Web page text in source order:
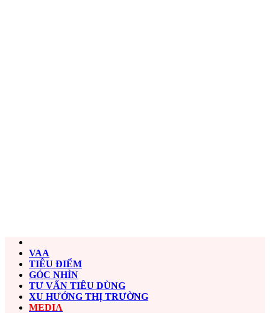
VAA
TIÊU ĐIỂM
GÓC NHÌN
TƯ VẤN TIÊU DÙNG
XU HƯỚNG THỊ TRƯỜNG
MEDIA